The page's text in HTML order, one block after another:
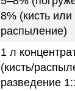
8% (кисть или
распыление)
1 л
(кисть/
разведение